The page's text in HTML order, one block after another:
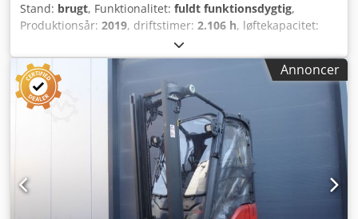
Stand: brugt, Funktionalitet: fuldt funktionsdygtig,
Produktionsår: 2019, driftstimer: 2.106 h, løftekapacitet:
3.150 mm
mastetype:simplex, bygningshøjde:2.120 mm,
gaffellængde:
, Elektrisk 3-
hjulet stablestapler Masttype: Standard Teknisk stand: god
Dæk foran, type: Superelastik Crjdezd Iqijpfx Ai Aef Dæk
foran, stand: 60-80 % Dæk bagpå, type: Superelastik Dæk
bagpå, stand: 20-40 % Batteri, volt: 24V Batteri, Ah: 575Ah
Batteri, årstal: 2018 Beskrivelse: Enheden kan eventuelt
delvist males og vil blive efterset på værksted og
kontrolleret i henhold til sikkerhedsbestemmelserne (UVV).
Priser herfor kan fås ved forespørgsel.
Annoncer